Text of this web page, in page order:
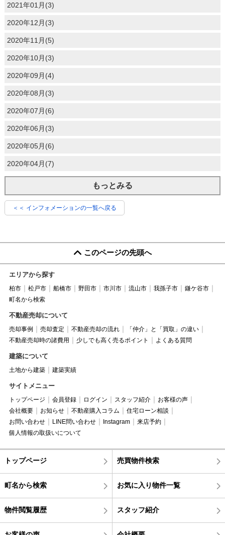
2021年01月(3)
2020年12月(3)
2020年11月(5)
2020年10月(3)
2020年09月(4)
2020年08月(3)
2020年07月(6)
2020年06月(3)
2020年05月(6)
2020年04月(7)
もっとみる
＜＜ インフォメーションの一覧へ戻る
このページの先頭へ
エリアから探す
柏市 松戸市 船橋市 野田市 市川市 流山市 我孫子市
鎌ケ谷市
町名から検索
不動産売却について
売却事例 売却査定 不動産売却の流れ
「仲介」と「買取」の違い
不動産売却時の諸費用
少しでも高く売るポイント よくある質問
建築について
土地から建築 建築実績
サイトメニュー
トップページ 会員登録 ログイン スタッフ紹介
お客様の声
会社概要
お知らせ 不動産購入コラム
住宅ローン相談
お問い合わせ
LINE問い合わせ Instagram
来店予約
個人情報の取扱いについて
トップページ 売買物件検索
町名から検索 お気に入り物件一覧
物件閲覧履歴 スタッフ紹介